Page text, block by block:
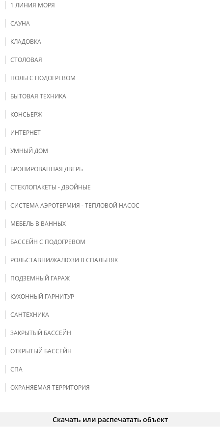
1 ЛИНИЯ МОРЯ
САУНА
КЛАДОВКА
СТОЛОВАЯ
ПОЛЫ С ПОДОГРЕВОМ
БЫТОВАЯ ТЕХНИКА
КОНСЬЕРЖ
ИНТЕРНЕТ
УМНЫЙ ДОМ
БРОНИРОВАННАЯ ДВЕРЬ
СТЕКЛОПАКЕТЫ - ДВОЙНЫЕ
СИСТЕМА АЭРОТЕРМИЯ - ТЕПЛОВОЙ НАСОС
МЕБЕЛЬ В ВАННЫХ
БАССЕЙН С ПОДОГРЕВОМ
РОЛЬСТАВНИ/ЖАЛЮЗИ В СПАЛЬНЯХ
ПОДЗЕМНЫЙ ГАРАЖ
КУХОННЫЙ ГАРНИТУР
САНТЕХНИКА
ЗАКРЫТЫЙ БАССЕЙН
ОТКРЫТЫЙ БАССЕЙН
СПА
ОХРАНЯЕМАЯ ТЕРРИТОРИЯ
Скачать или распечатать объект